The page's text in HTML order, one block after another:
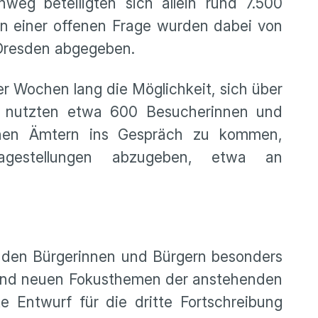
einer offenen Frage wurden dabei von
abgegeben.
Wochen lang die Möglichkeit, sich über
etwa 600 Besucherinnen und
Ämtern ins Gespräch zu kommen,
abzugeben, etwa an
Bürgerinnen und Bürgern besonders
neuen Fokusthemen der anstehenden
Entwurf für die dritte Fortschreibung